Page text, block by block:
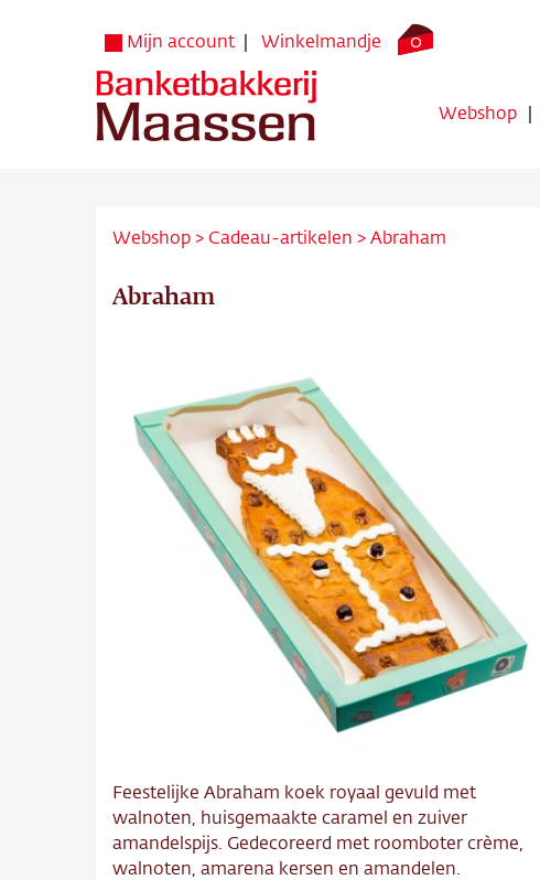
Mijn account Winkelmandje 0
Webshop
Contact
Vacature
Webshop > Cadeau-artikelen >Abraham
Abraham
Feestelijke Abraham koek royaal gevuld met
walnoten, huisgemaakte caramel en zuiver
amandelspijs. Gedecoreerd met roomboter crème,
walnoten, amarena kersen en amandelen.